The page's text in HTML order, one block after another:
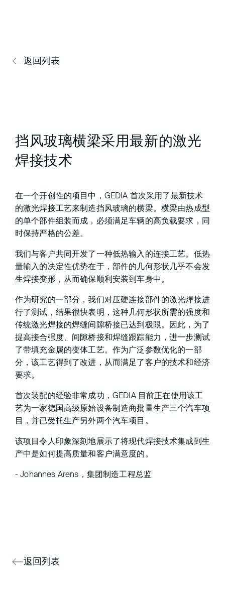
返回列表
挡风玻璃横梁采用最新的激光
焊接技术
在一个开创性的项目中，GEDIA 首次采用了最新技术
的激光焊接工艺来制造挡风玻璃的横梁。横梁由热成型
的单个部件组装而成，必须满足车辆的高负载要求，同
时保持严格的公差。
我们与客户共同开发了一种低热输入的连接工艺。低热
量输入的决定性优势在于，部件的几何形状几乎不会发
生焊接变形，从而确保顺利安装到车身中。
作为研究的一部分，我们对压硬连接部件的激光焊接进
行了测试，结果很快表明，这种几何形状所需的强度和
传统激光焊接的焊缝间隙桥接已达到极限。因此，为了
提高接合强度、间隙桥接和焊缝跟踪能力，进一步测试
了带填充金属的变体工艺。作为广泛参数优化的一部
分，该工艺得到了改进，从而满足了客户的技术和经济
要求。
首次装配的经验非常成功，GEDIA 目前正在使用该工
艺为一家德国高级原始设备制造商批量生产三个汽车项
目，并已受托生产另外两个汽车项目。
该项目令人印象深刻地展示了将现代焊接技术集成到生
产中是如何提高质量和客户满意度的。
- Johannes Arens，集团制造工程总监
返回列表